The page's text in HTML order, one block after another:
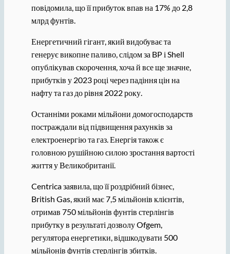
повідомила, що її прибуток впав на 17% до 2,8
млрд фунтів.
Енергетичний гігант, який видобуває та
генерує викопне паливо, слідом за BP і Shell
опублікував скорочення, хоча й все ще значне,
прибутків у 2023 році через падіння цін на
нафту та газ до рівня 2022 року.
Останніми роками мільйони домогосподарств
постраждали від підвищення рахунків за
електроенергію та газ. Енергія також є
головною рушійною силою зростання вартості
життя у Великобританії.
Centrica заявила, що її роздрібний бізнес,
British Gas, який має 7,5 мільйонів клієнтів,
отримав 750 мільйонів фунтів стерлінгів
прибутку в результаті дозволу Ofgem,
регулятора енергетики, відшкодувати 500
мільйонів фунтів стерлінгів збитків.